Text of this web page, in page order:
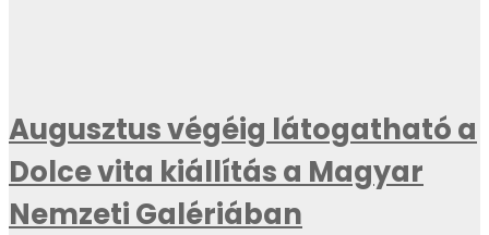
Augusztus végéig látogatható a
Dolce vita kiállítás a Magyar
Nemzeti Galériában